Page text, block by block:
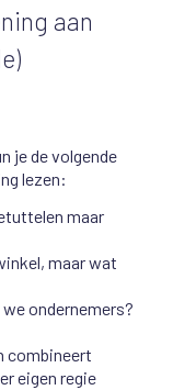
aan
je de volgende
lezen:
maar
maar wat
ondernemers?
combineert
eigen regie